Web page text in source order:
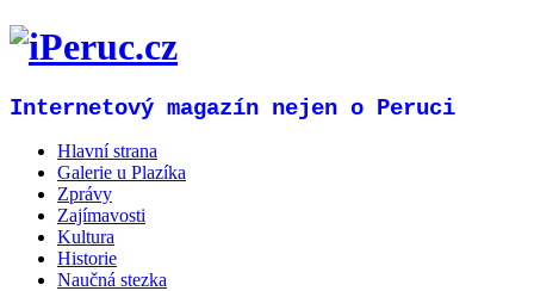
Internetový magazín nejen o Peruci
Hlavní strana
Galerie u Plazíka
Zprávy
Zajímavosti
Kultura
Historie
Naučná stezka